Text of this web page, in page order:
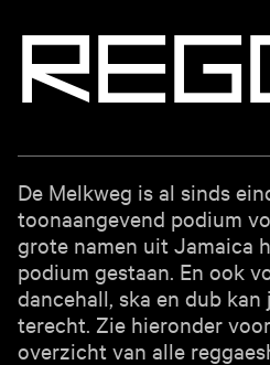
REG
De Melkweg is al sinds
toonaangevend podium
grote namen uit Jamaica
podium gestaan. En ook
dancehall, ska en dub
terecht. Zie hieronder
overzicht van alle